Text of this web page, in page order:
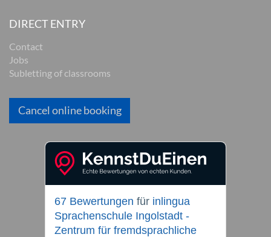
DIRECT ENTRY
Contact
Jobs
Subletting of classrooms
Cancel online booking
67 Bewertungen für inlingua
Sprachenschule Ingolstadt -
Zentrum für fremdsprachliche